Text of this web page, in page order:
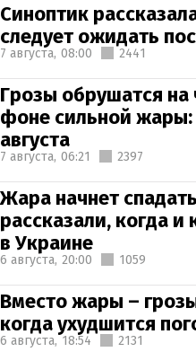
Синоптик
следует ожидать
7 августа, 08:00 2441
Грозы обрушатся на
фоне сильной жары:
августа
7 августа, 06:21 2397
Жара начнет
рассказали, когда и
в Украине
6 августа, 20:00 1059
Вместо жары –
когда ухудшится
6 августа, 18:54 2131